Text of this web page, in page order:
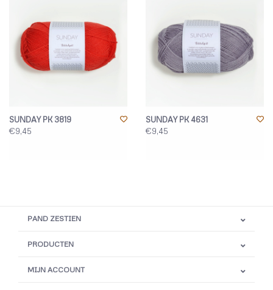
SUNDAY PK 3819
€9,45
SUNDAY PK 4631
€9,45
PAND ZESTIEN
PRODUCTEN
MIJN ACCOUNT